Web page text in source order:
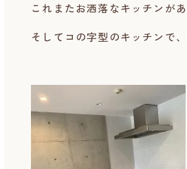
これまたお洒落なキッチンが
そしてコの字型のキッチンで